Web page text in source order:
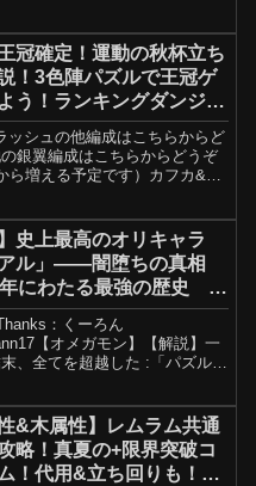
8月24日(日)14:00～(予定)※ス
冠確定！運動の秋杯立ち
！3色陣パズルで王冠ゲ
う！ランキングダンジョ
ドラ】
ッシュの他編成はこちらからど
銀翼編成はこちらからどうぞ
ら増える予定です）カフカ&炭
さい！鳴海&怪獣8号ループ編成
レ編成は...
史上最高のオリキャラ
アル」――闇堕ちの真相
にわたる最強の歴史
ラ 環境最強英雄譚5】
：くーろん
【オメガモン】【解説】一
、全てを超越した :「パズル&
:「竈門炭治郎」【ロゼッタ】
性&木属性】レムラム共通
略！真夏の+限界突破コ
！代用&立ち回りも！